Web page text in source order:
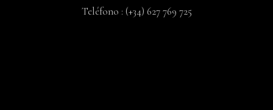
Teléfono : (+34) 627 769 725